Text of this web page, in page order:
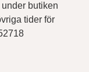
butiken
tider för